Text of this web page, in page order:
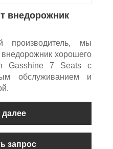
внедорожник
производитель, мы
хорошего
Gasshine 7 Seats с
обслуживанием и
далее
запрос